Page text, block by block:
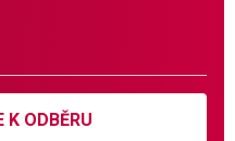
K ODBĚRU